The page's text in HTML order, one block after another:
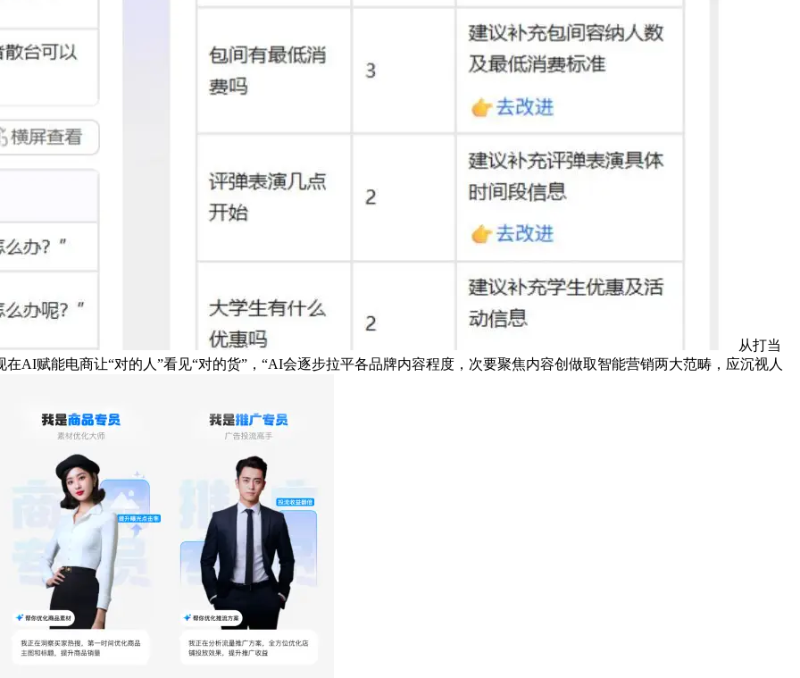
从打当
AI赋能电商让“对的人”看见“对的货”，“AI会逐步拉平各品牌内容程度，次要聚焦内容创做取智能营销两大范畴，应沉视人